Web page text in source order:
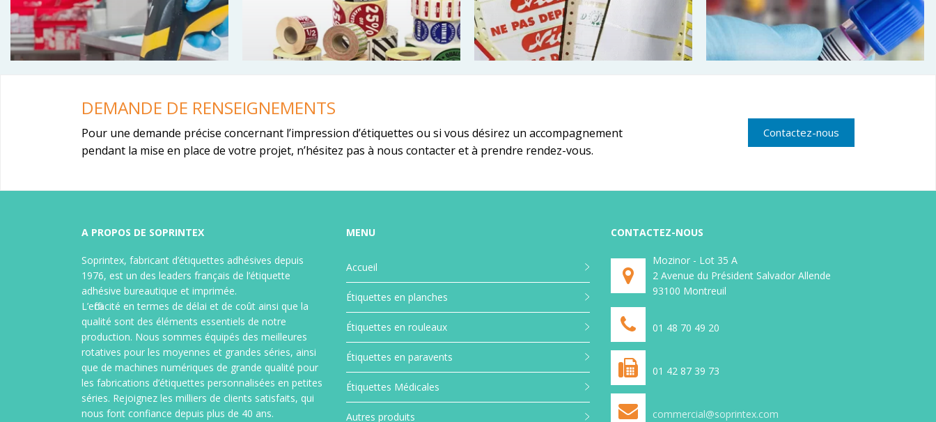
Étiquettes adhésives en planche A4,
laser ou jet d’encre, de format
standard ou spécifique, étiquette A4,
étiquette Galia ou Ecosys, étiquette
logiciel, étiquettes imprimées
jusqu’à 4 couleurs. Support vélin
blanc ou enlevable, étiquette
couleur, couché brillant, étiquette
polyester sur polylaser blanc ou
transparent. (sur stock ou
fabrication spéciale)
Étiquettes adhésives en paravent
informatique pour imprimante
transfert ou thermique direct,
étiquettes personnalisées, pré
imprimées ou non, sur différents
types de support. (sur stock ou
fabrication spéciale)
Etiquettes adhésives en paravent
transfert et étiquette thermique
pour imprimante transfert ou
thermique direct, étiquette code
barre, étiquettes personnalisées,
étiquettes imprimées ou non, sur
différents types de support. (sur
stock ou fabrication spéciale)
direct, étiquettes personnalisées,
étiquette logiciel, étiquettes code
barre, étiquette transport,
DEMANDE DE RENSEIGNEMENTS
Pour une demande précise concernant l’impression d’étiquettes ou si vous désirez un accompagnement
pendant la mise en place de votre projet, n’hésitez pas à nous contacter et à prendre rendez-vous.
Contactez-nous
A PROPOS DE SOPRINTEX
Soprintex, fabricant d’étiquettes adhésives depuis
1976, est un des leaders français de l’étiquette
adhésive bureautique et imprimée.
L’efficacité en termes de délai et de coût ainsi que la
qualité sont des éléments essentiels de notre
production. Nous sommes équipés des meilleures
rotatives pour les moyennes et grandes séries, ainsi
que de machines numériques de grande qualité pour
les fabrications d’étiquettes personnalisées en petites
séries. Rejoignez les milliers de clients satisfaits, qui
nous font confiance depuis plus de 40 ans.
MENU
Accueil
Étiquettes en planches
Étiquettes en rouleaux
Étiquettes en paravents
Étiquettes Médicales
Autres produits
CONTACTEZ-NOUS
Mozinor - Lot 35 A
2 Avenue du Président Salvador Allende
93100 Montreuil
01 48 70 49 20
01 42 87 39 73
commercial@soprintex.com